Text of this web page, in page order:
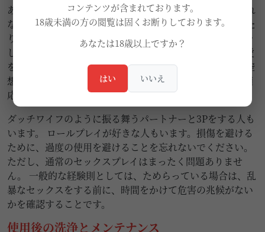
あなたの情熱を探求してください。 恐怖や遠慮に支配され
ないでください。 ラブドールを抱きしめたり、抱きしめた
り、愛撫したり、新しいセックスの体位を試したりして少
し乱暴になることも可能です。 リアルな感触と最大限の愛
を楽しむことができます。 さらに、より創造的になって空
想を実現したい場合は、現実のセックスドールが簡単に適
応できます。
ダッチワイフのように振る舞うパートナーと3Pをする人も
います。 ロールプレイが好きな人もいます。損傷を避ける
ために、過度の使用を避けることを忘れないでください。
ただし、通常のセックスプレイはまったく問題ありませ
ん。 一般的な経験則としては、ためらっている場合は、乱
暴なセックスをする前に、時間をかけて危害の兆候がない
かを確認することです。
使用後の洗浄とメンテナンス
コンテンツが含まれております。
18歳未満の方の閲覧は固くお断りしております。
あなたは18歳以上ですか？
はい いいえ